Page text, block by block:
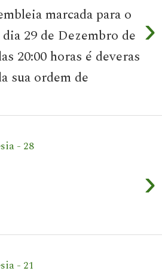
›
marcada para o
29 de Dezembro de
20:00 horas é deveras
sua ordem de
- 28
›
- 21